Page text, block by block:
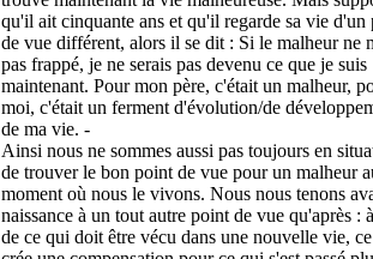
qu'il ait cinquante ans et qu'il regarde sa vie d'un
de vue différent, alors il se dit : Si le malheur ne
pas frappé, je ne serais pas devenu ce que je suis
maintenant. Pour mon père, c'était un malheur,
moi, c'était un ferment d'évolution/de
de ma vie. -
Ainsi nous ne sommes aussi pas toujours en
de trouver le bon point de vue pour un malheur
moment où nous le vivons. Nous nous tenons
naissance à un tout autre point de vue qu'après :
de ce qui doit être vécu dans une nouvelle vie,